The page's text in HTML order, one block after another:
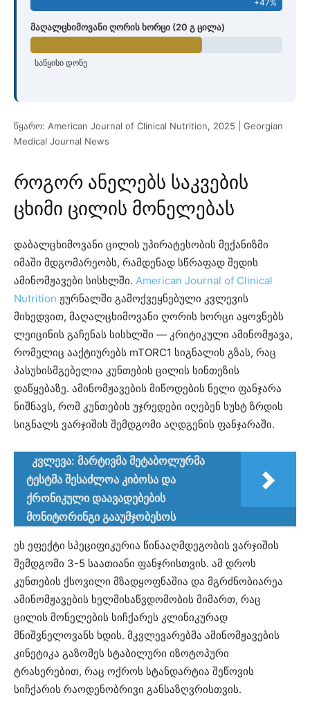
+47%
მაღალცხიმოვანი ღორის ხორცი (20 გ ცილა)
საწყისი დონე
წყარო: American Journal of Clinical Nutrition, 2025 | Georgian
Medical Journal News
როგორ ანელებს საკვების
ცხიმი ცილის მონელებას
დაბალცხიმოვანი ცილის უპირატესობის მექანიზმი
იმაში მდგომარეობს, რამდენად სწრაფად შედის
ამინომჟავები სისხლში. American Journal of Clinical
Nutrition ჟურნალში გამოქვეყნებული კვლევის
მიხედვით, მაღალცხიმოვანი ღორის ხორცი აყოვნებს
ლეიცინის გაჩენას სისხლში — კრიტიკული ამინომჟავა,
რომელიც ააქტიურებს mTORC1 სიგნალის გზას, რაც
პასუხისმგებელია კუნთების ცილის სინთეზის
დაწყებაზე. ამინომჟავების მიწოდების ნელი ფანჯარა
ნიშნავს, რომ კუნთების უჯრედები იღებენ სუსტ ზრდის
სიგნალს ვარჯიშის შემდგომი აღდგენის ფანჯარაში.
კვლევა: მარტივმა მეტაბოლურმა
ტესტმა შესაძლოა კიბოსა და
ქრონიკული დაავადებების
მონიტორინგი გააუმჯობესოს
ეს ეფექტი სპეციფიკურია წინააღმდეგობის ვარჯიშის
შემდგომი 3-5 საათიანი ფანჯრისთვის. ამ დროს
კუნთების ქსოვილი მზადყოფნაშია და მგრძნობიარეა
ამინომჟავების ხელმისაწვდომობის მიმართ, რაც
ცილის მონელების სიჩქარეს კლინიკურად
მნიშვნელოვანს ხდის. მკვლევარებმა ამინომჟავების
კინეტიკა გაზომეს სტაბილური იზოტოპური
ტრასერებით, რაც ოქროს სტანდარტია შეწოვის
სიჩქარის რაოდენობრივი განსაზღვრისთვის.